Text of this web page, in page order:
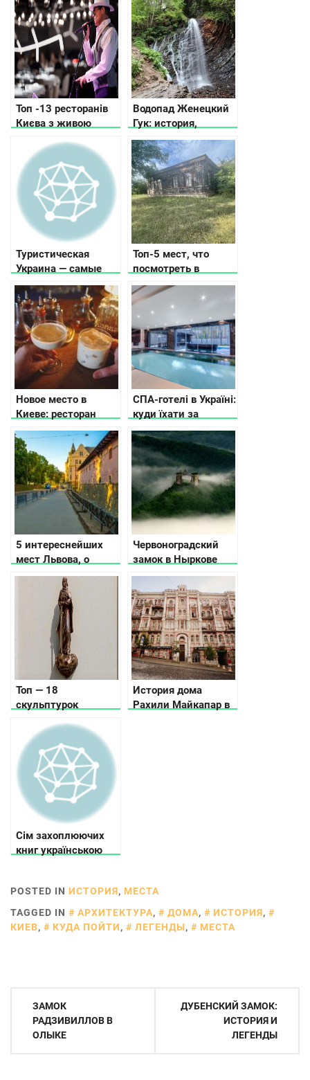
Топ -13 ресторанів
Києва з живою
знають тільки свої
Водопад Женецкий
Гук: история,
легенда, фото и
видео
Туристическая
Украина — самые
посещаемые места
и выдающиеся
памятки
Топ-5 мест, что
посмотреть в
Мошнах?
Новое место в
Киеве: ресторан
Podil East India
Company
СПА-готелі в Україні:
куди їхати за
релаксом
5 интереснейших
мест Львова, о
которых не
расскажут
путеводители
Червоноградский
замок в Ныркове
Топ — 18
скульптурок
семейного квеста
История дома
Рахили Майкапар в
Сім захоплюючих
книг українською
POSTED IN ИСТОРИЯ, МЕСТА
TAGGED IN
АРХИТЕКТУРА, ДОМА, ИСТОРИЯ,
КИЕВ, КУДА ПОЙТИ, ЛЕГЕНДЫ, МЕСТА
Навигация
ЗАМОК
РАДЗИВИЛЛОВ В
ОЛЫКЕ
ДУБЕНСКИЙ ЗАМОК:
ИСТОРИЯ И
ЛЕГЕНДЫ